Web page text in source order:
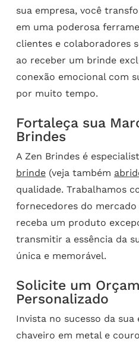
sua empresa, você
em uma poderosa
clientes e colaboradores
ao receber um brinde
conexão emocional com
por muito tempo.
Fortaleça sua
Brindes
A Zen Brindes é
brinde(veja também
qualidade. Trabalhamos
fornecedores do
receba um produto
transmitir a essência da
única e memorável.
Solicite um
Personalizado
Invista no sucesso da sua
chaveiro em metal e